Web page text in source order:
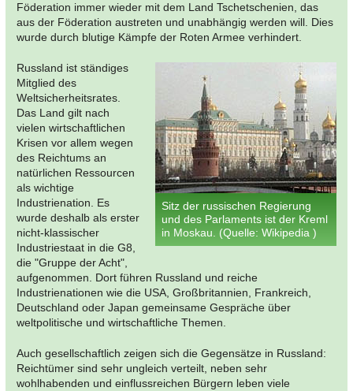
Föderation immer wieder mit dem Land Tschetschenien, das
aus der Föderation austreten und unabhängig werden will. Dies
wurde durch blutige Kämpfe der Roten Armee verhindert.
Sitz der russischen Regierung
und des Parlaments ist der Kreml
in Moskau. (Quelle: Wikipedia )
Russland ist ständiges
Mitglied des
Weltsicherheitsrates.
Das Land gilt nach
vielen wirtschaftlichen
Krisen vor allem wegen
des Reichtums an
natürlichen Ressourcen
als wichtige
Industrienation. Es
wurde deshalb als erster
nicht-klassischer
Industriestaat in die G8,
die "Gruppe der Acht",
aufgenommen. Dort führen Russland und reiche
Industrienationen wie die USA, Großbritannien, Frankreich,
Deutschland oder Japan gemeinsame Gespräche über
weltpolitische und wirtschaftliche Themen.
Auch gesellschaftlich zeigen sich die Gegensätze in Russland:
Reichtümer sind sehr ungleich verteilt, neben sehr
wohlhabenden und einflussreichen Bürgern leben viele